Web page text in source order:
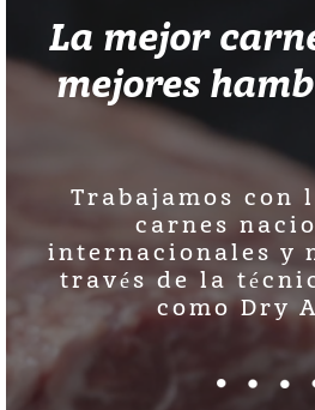
La mejor
mejores
Trabajamos con
carnes
internacionales y
través de la
como Dry